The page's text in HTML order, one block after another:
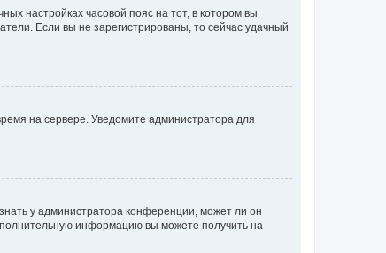
настройках часовой пояс на тот, в котором вы
Если вы не зарегистрированы, то сейчас удачный
на сервере. Уведомите администратора для
у администратора конференции, может ли он
информацию вы можете получить на